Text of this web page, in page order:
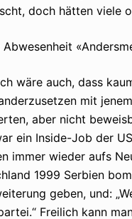
doch hätten viele
Abwesenheit
wäre auch, dass
mit
aber nicht
ein Inside-Job der
immer wieder aufs
1999 Serbien
geben, und:
Freilich kann